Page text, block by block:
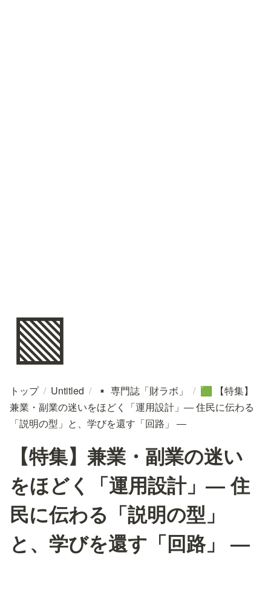
🟩
トップ / Untitled / ▪️ 専門誌「財ラボ」 / 🟩
【特集】
兼業・副業の迷いをほどく「運用設計」― 住民に伝わる
「説明の型」と、学びを還す「回路」 ―
【特集】兼業・副業の迷い
をほどく「運用設計」― 住
民に伝わる「説明の型」
と、学びを還す「回路」 ―